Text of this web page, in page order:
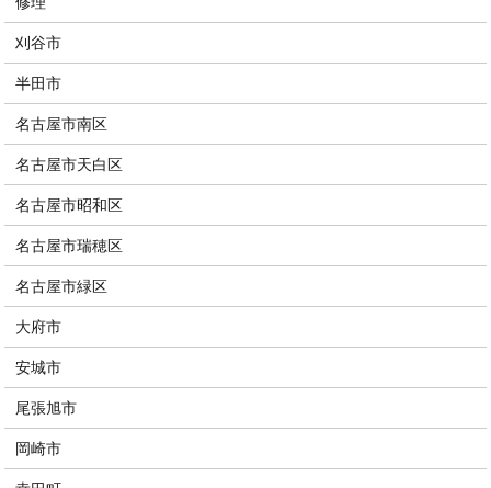
刈谷市
半田市
名古屋市南区
名古屋市天白区
名古屋市昭和区
名古屋市瑞穂区
名古屋市緑区
大府市
安城市
尾張旭市
岡崎市